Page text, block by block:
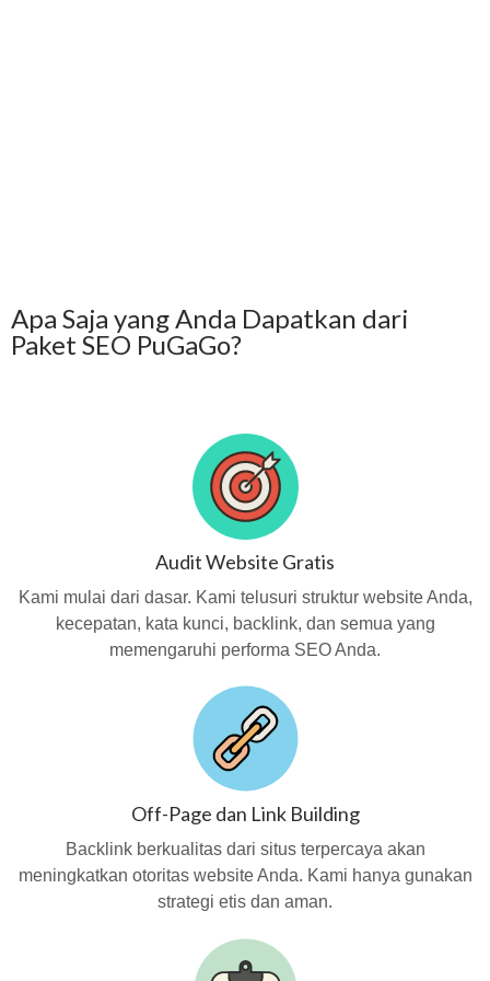
Apa Saja yang Anda Dapatkan dari
Paket SEO PuGaGo?
Audit Website Gratis
Kami mulai dari dasar. Kami telusuri struktur website Anda,
kecepatan, kata kunci, backlink, dan semua yang
memengaruhi performa SEO Anda.
Off-Page dan Link Building
Backlink berkualitas dari situs terpercaya akan
meningkatkan otoritas website Anda. Kami hanya gunakan
strategi etis dan aman.